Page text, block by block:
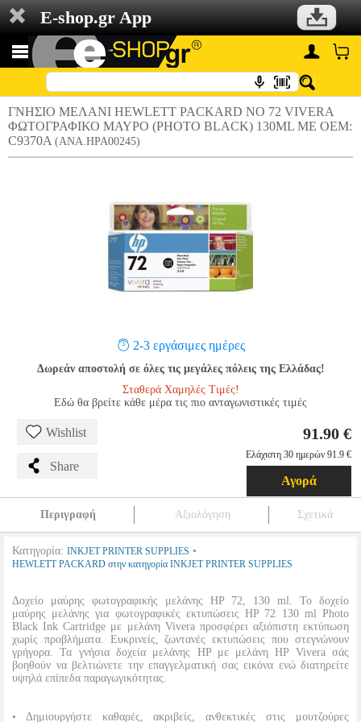
E-shop.gr App
ΓΝΗΣΙΟ ΜΕΛΑΝΙ HEWLETT PACKARD NO 72 VIVERA
ΦΩΤΟΓΡΑΦΙΚΟ ΜΑΥΡΟ (PHOTO BLACK) 130ML ΜΕ OEM:
C9370A (ANA.HPA00245)
2-3 εργάσιμες ημέρες
Δωρεάν αποστολή σε όλες τις μεγάλες πόλεις της Ελλάδας!
Σταθερά Χαμηλές Τιμές!
Εδώ θα βρείτε κάθε μέρα τις πιο ανταγωνιστικές τιμές
Wishlist
Share
91.90 €
Ελάχιστη 30 ημερών 91.9 €
Αγορά
Περιγραφή Αξιολόγηση Σχετικά
Κατηγορία: INKJET PRINTER SUPPLIES •
HEWLETT PACKARD στην κατηγορία INKJET PRINTER SUPPLIES
Δοχείο μαύρης φωτογραφικής μελάνης HP 72, 130 ml. Το δοχείο
μαύρης μελάνης για φωτογραφικές εκτυπώσεις HP 72 130 ml Photo
Black Ink Cartridge με μελάνη Vivera προσφέρει αξιόπιστη εκτύπωση
χωρίς προβλήματα. Ευκρινείς, ζωντανές εκτυπώσεις που στεγνώνουν
γρήγορα. Τα γνήσια δοχεία μελάνης HP με μελάνη HP Vivera σάς
βοηθούν να βελτιώνετε την επαγγελματική σας εικόνα ενώ διατηρείτε
υψηλά επίπεδα παραγωγικότητας.
• Δημιουργήστε καθαρές, ακριβείς, ανθεκτικές στις μουτζούρες